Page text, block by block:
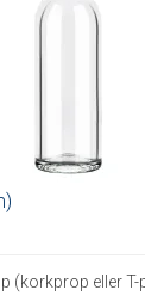
(korkprop eller T-